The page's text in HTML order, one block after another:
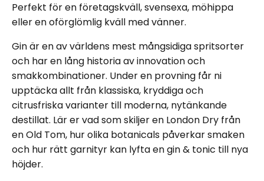
Perfekt för en företagskväll, svensexa, möhippa
eller en oförglömlig kväll med vänner.
Gin är en av världens mest mångsidiga spritsorter
och har en lång historia av innovation och
smakkombinationer. Under en provning får ni
upptäcka allt från klassiska, kryddiga och
citrusfriska varianter till moderna, nytänkande
destillat. Lär er vad som skiljer en London Dry från
en Old Tom, hur olika botanicals påverkar smaken
och hur rätt garnityr kan lyfta en gin & tonic till nya
höjder.